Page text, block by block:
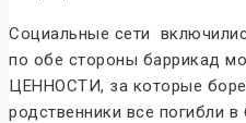
Социальные сети
по обе стороны баррикад
ЦЕННОСТИ, за которые
родственники все погибли